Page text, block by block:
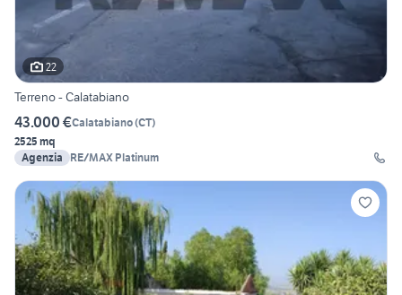
22
Terreno - Calatabiano
43.000 €Calatabiano(CT)
2525 mq
Agenzia
RE/MAX Platinum